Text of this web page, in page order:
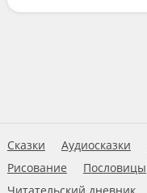
Сказки Аудиосказки
Рисование
Пословицы